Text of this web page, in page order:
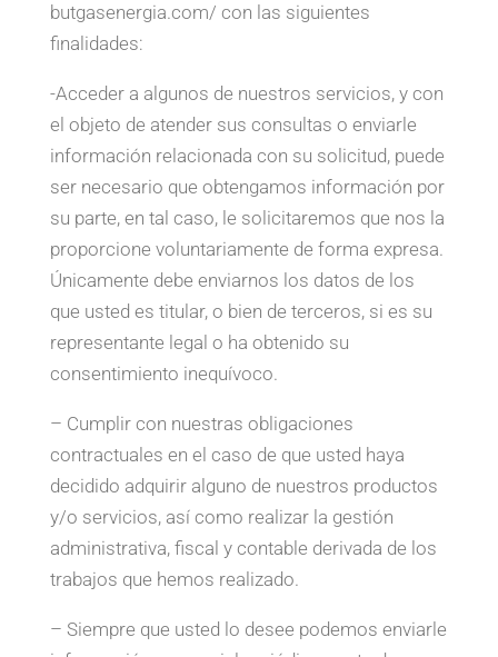
butgasenergia.com/ con las siguientes
finalidades:
-Acceder a algunos de nuestros servicios, y con
el objeto de atender sus consultas o enviarle
información relacionada con su solicitud, puede
ser necesario que obtengamos información por
su parte, en tal caso, le solicitaremos que nos la
proporcione voluntariamente de forma expresa.
Únicamente debe enviarnos los datos de los
que usted es titular, o bien de terceros, si es su
representante legal o ha obtenido su
consentimiento inequívoco.
– Cumplir con nuestras obligaciones
contractuales en el caso de que usted haya
decidido adquirir alguno de nuestros productos
y/o servicios, así como realizar la gestión
administrativa, fiscal y contable derivada de los
trabajos que hemos realizado.
– Siempre que usted lo desee podemos enviarle